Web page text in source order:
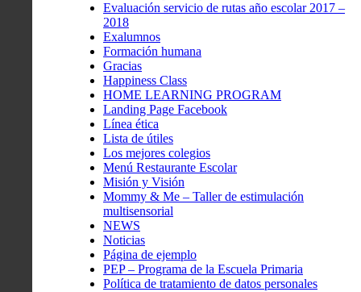
Evaluación servicio de rutas año escolar 2017 –
2018
Exalumnos
Formación humana
Gracias
Happiness Class
HOME LEARNING PROGRAM
Landing Page Facebook
Línea ética
Lista de útiles
Los mejores colegios
Menú Restaurante Escolar
Misión y Visión
Mommy & Me – Taller de estimulación
multisensorial
NEWS
Noticias
Página de ejemplo
PEP – Programa de la Escuela Primaria
Política de tratamiento de datos personales